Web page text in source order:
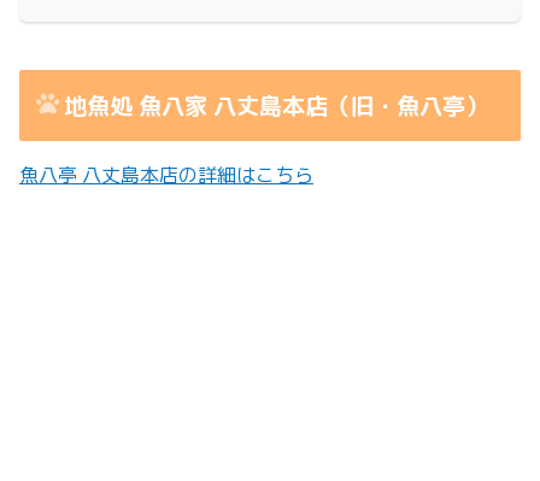
地魚処 魚八家 八丈島本店（旧・魚八亭）
魚八亭 八丈島本店の詳細はこちら